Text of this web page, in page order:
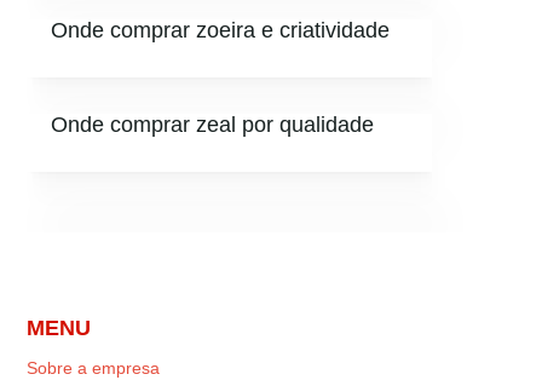
Onde comprar zoeira e criatividade
Onde comprar zeal por qualidade
MENU
Sobre a empresa